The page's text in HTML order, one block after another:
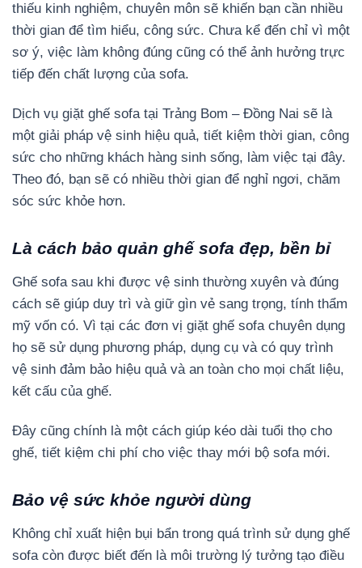
thiếu kinh nghiệm, chuyên môn sẽ khiến bạn cần nhiều
thời gian để tìm hiểu, công sức. Chưa kể đến chỉ vì một
sơ ý, việc làm không đúng cũng có thể ảnh hưởng trực
tiếp đến chất lượng của sofa.
Dịch vụ giặt ghế sofa tại Trảng Bom – Đồng Nai sẽ là
một giải pháp vệ sinh hiệu quả, tiết kiệm thời gian, công
sức cho những khách hàng sinh sống, làm việc tại đây.
Theo đó, bạn sẽ có nhiều thời gian để nghỉ ngơi, chăm
sóc sức khỏe hơn.
Là cách bảo quản ghế sofa đẹp, bền bỉ
Ghế sofa sau khi được vệ sinh thường xuyên và đúng
cách sẽ giúp duy trì và giữ gìn vẻ sang trọng, tính thẩm
mỹ vốn có. Vì tại các đơn vị giặt ghế sofa chuyên dụng
họ sẽ sử dụng phương pháp, dụng cụ và có quy trình
vệ sinh đảm bảo hiệu quả và an toàn cho mọi chất liệu,
kết cấu của ghế.
Đây cũng chính là một cách giúp kéo dài tuổi thọ cho
ghế, tiết kiệm chi phí cho việc thay mới bộ sofa mới.
Bảo vệ sức khỏe người dùng
Không chỉ xuất hiện bụi bẩn trong quá trình sử dụng ghế
sofa còn được biết đến là môi trường lý tưởng tạo điều